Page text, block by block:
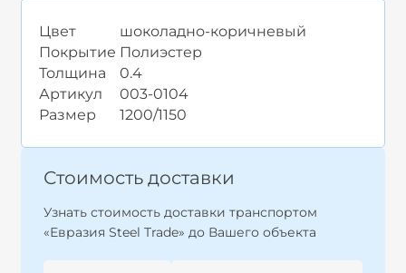
Цвет
шоколадно-коричневый
Покрытие Полиэстер
Толщина
0.4
Артикул
003-0104
Размер
1200/1150
Стоимость доставки
Узнать стоимость доставки транспортом
«Евразия Steel Trade» до Вашего объекта